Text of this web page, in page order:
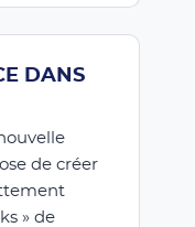
DANS
de créer
» de